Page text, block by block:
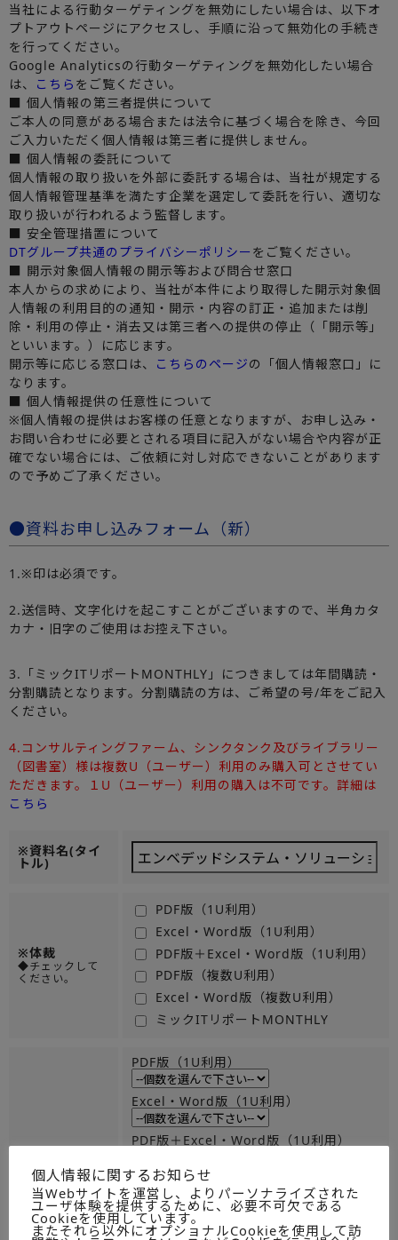
当社による行動ターゲティングを無効にしたい場合は、以下オ
プトアウトページにアクセスし、手順に沿って無効化の手続き
を行ってください。
Google Analyticsの行動ターゲティングを無効化したい場合
は、
こちら をご覧ください。
■ 個人情報の第三者提供について
ご本人の同意がある場合または法令に基づく場合を除き、今回
ご入力いただく個人情報は第三者に提供しません。
■ 個人情報の委託について
個人情報の取り扱いを外部に委託する場合は、当社が規定する
個人情報管理基準を満たす企業を選定して委託を行い、適切な
取り扱いが行われるよう監督します。
■ 安全管理措置について
DTグループ共通のプライバシーポリシー をご覧ください。
■ 開示対象個人情報の開示等および問合せ窓口
本人からの求めにより、当社が本件により取得した開示対象個
人情報の利用目的の通知・開示・内容の訂正・追加または削
除・利用の停止・消去又は第三者への提供の停止（「開示等」
といいます。）に応じます。
開示等に応じる窓口は、
こちらのページの「個人情報窓口」に
なります。
■ 個人情報提供の任意性について
※個人情報の提供はお客様の任意となりますが、お申し込み・
お問い合わせに必要とされる項目に記入がない場合や内容が正
確でない場合には、ご依頼に対し対応できないことがあります
ので予めご了承ください。
●資料お申し込みフォーム（新）
1.※印は必須です。
2.送信時、文字化けを起こすことがございますので、半角カタ
カナ・旧字のご使用はお控え下さい。
3.「ミックITリポートMONTHLY」につきましては年間購読・
分割購読となります。分割購読の方は、ご希望の号/年をご記入
ください。
4.コンサルティングファーム、シンクタンク及びライブラリー
（図書室）様は複数U（ユーザー）利用のみ購入可とさせてい
ただきます。１U（ユーザー）利用の購入は不可です。詳細は
こちら
※資料名(タイ
トル)
※体裁
◆チェックして
ください。
PDF版（1U利用）
Excel・Word版（1U利用）
PDF版＋Excel・Word版（1U利用）
PDF版（複数U利用）
Excel・Word版（複数U利用）
ミックITリポートMONTHLY
◆必須のためチ
ェックしてくだ
さい。
PDF版（1U利用）
Excel・Word版（1U利用）
PDF版＋Excel・Word版（1U利用）
PDF版（複数U利用）
Excel・Word版（複数U利用）
個人情報に関するお知らせ
当Webサイトを運営し、よりパーソナライズされた
ユーザ体験を提供するために、必要不可欠である
Cookieを使用しています。
またそれら以外にオプショナルCookieを使用して訪